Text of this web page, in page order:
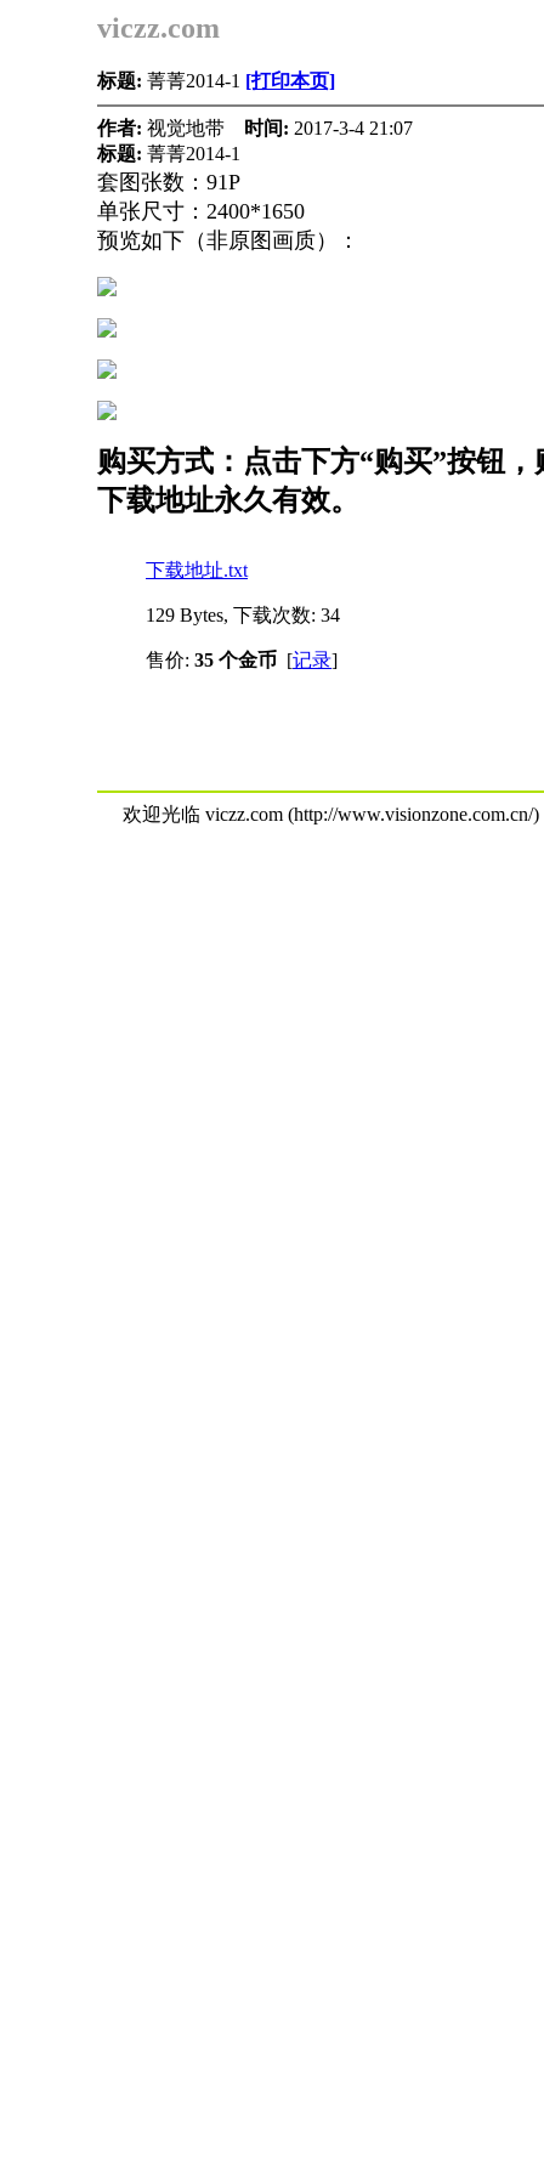
viczz.com
标题: 菁菁2014-1 [打印本页]
作者: 视觉地带 时间: 2017-3-4 21:07
标题: 菁菁2014-1
套图张数：91P
单张尺寸：2400*1650
预览如下（非原图画质）：
购买方式：点击下方“购买”按钮
下载地址永久有效。
下载地址.txt
129 Bytes, 下载次数: 34
售价: 35 个金币 [记录]
欢迎光临 viczz.com (http://www.visionzone.com.cn/)